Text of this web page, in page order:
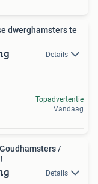
dwerghamsters te
Details
Topadvertentie
Vandaag
/
Details